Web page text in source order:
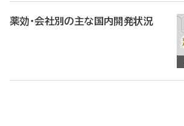
薬効・会社別の主な国内開発状況